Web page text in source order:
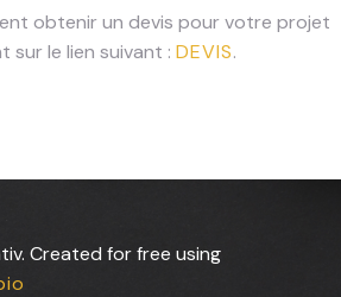
obtenir un devis pour votre projet
sur le lien suivant : DEVIS.
Created for free using